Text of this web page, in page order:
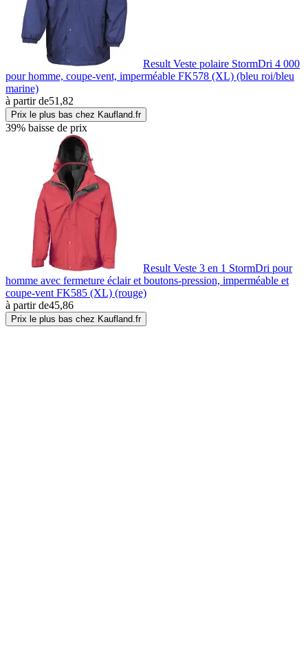
Result Veste polaire StormDri 4 000
pour homme, coupe-vent, imperméable FK578 (XL) (bleu roi/bleu
marine)
à partir de51,82
Prix le plus bas chez Kaufland.fr
39% baisse de prix
Result Veste 3 en 1 StormDri pour
homme avec fermeture éclair et boutons-pression, imperméable et
coupe-vent FK585 (XL) (rouge)
à partir de45,86
Prix le plus bas chez Kaufland.fr